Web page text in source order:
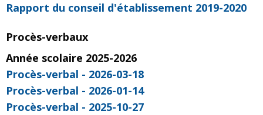
Rapport du conseil d'établissement 2019-2020
Procès-verbaux
Année scolaire 2025-2026
Procès-verbal - 2026-03-18
Procès-verbal - 2026-01-14
Procès-verbal - 2025-10-27